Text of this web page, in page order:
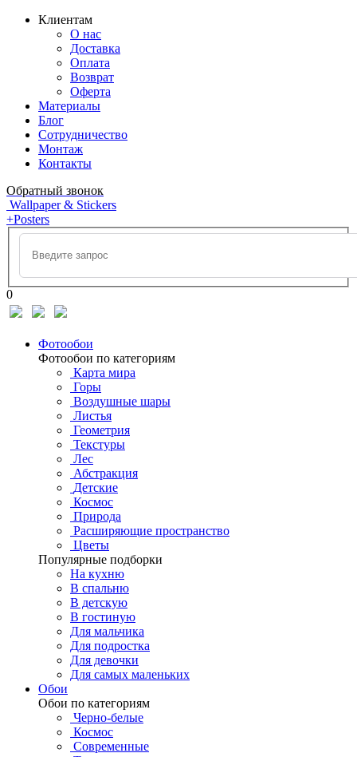
Клиентам
О нас
Доставка
Оплата
Возврат
Оферта
Материалы
Блог
Сотрудничество
Монтаж
Контакты
Обратный звонок
Wallpaper & Stickers
+Posters
0
Фотообои
Фотообои по категориям
Карта мира
Горы
Воздушные шары
Листья
Геометрия
Текстуры
Лес
Абстракция
Детские
Космос
Природа
Расширяющие пространство
Цветы
Популярные подборки
На кухню
В спальню
В детскую
В гостиную
Для мальчика
Для подростка
Для девочки
Для самых маленьких
Обои
Обои по категориям
Черно-белые
Космос
Современные